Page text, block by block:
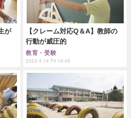
が
【クレーム対応Q＆A】教師の
行動が威圧的
教育・受験
2023.4.14 Fri 19:45